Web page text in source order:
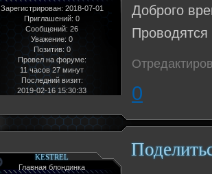
Зарегистрирован: 2018-07-01
Приглашений: 0
Сообщений: 26
Уважение: 0
Позитив: 0
Провел на форуме:
11 часов 27 минут
Последний визит:
2019-02-16 15:30:33
Доброго
0
KESTREL
Главная блондинка